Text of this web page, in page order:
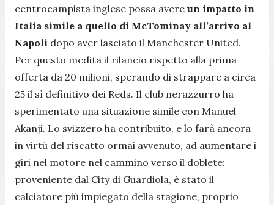
centrocampista inglese possa avere un impatto in
Italia simile a quello di McTominay all’arrivo al
Napoli dopo aver lasciato il Manchester United.
Per questo medita il rilancio rispetto alla prima
offerta da 20 milioni, sperando di strappare a circa
25 il sì definitivo dei Reds. Il club nerazzurro ha
sperimentato una situazione simile con Manuel
Akanji. Lo svizzero ha contribuito, e lo farà ancora
in virtù del riscatto ormai avvenuto, ad aumentare i
giri nel motore nel cammino verso il doblete:
proveniente dal City di Guardiola, è stato il
calciatore più impiegato della stagione, proprio